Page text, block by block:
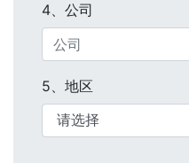
4、公司
5、地区